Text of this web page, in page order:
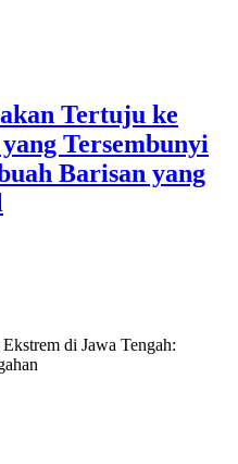
Tertuju ke
Tersembunyi
Barisan yang
di Jawa Tengah: